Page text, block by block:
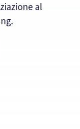
al